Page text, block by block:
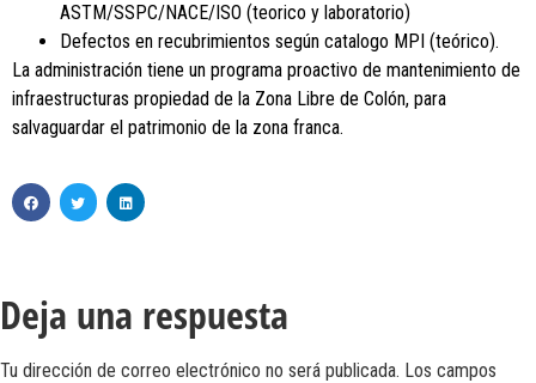
ASTM/SSPC/NACE/ISO (teorico y laboratorio)
Defectos en recubrimientos según catalogo MPI (teórico).
La administración tiene un programa proactivo de mantenimiento de
infraestructuras propiedad de la Zona Libre de Colón, para
salvaguardar el patrimonio de la zona franca.
Deja una respuesta
Tu dirección de correo electrónico no será publicada. Los campos